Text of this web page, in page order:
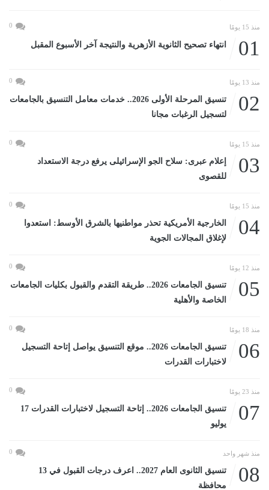
منذ 15 يومًا 0
01 انتهاء تصحيح الثانوية الأزهرية والنتيجة آخر الأسبوع المقبل
منذ 13 يومًا 0
02
تنسيق المرحلة الأولى 2026.. خدمات معامل التنسيق بالجامعات
لتسجيل الرغبات مجانا
منذ 15 يومًا 0
03
إعلام عبرى: سلاح الجو الإسرائيلى يرفع درجة الاستعداد
للقصوى
منذ 15 يومًا 0
04
الخارجية الأمريكية تحذر مواطنيها بالشرق الأوسط: استعدوا
لإغلاق المجالات الجوية
منذ 12 يومًا 0
05
تنسيق الجامعات 2026.. طريقة التقدم والقبول بكليات الجامعات
الخاصة والأهلية
منذ 18 يومًا 0
06
تنسيق الجامعات 2026.. موقع التنسيق يواصل إتاحة التسجيل
لاختبارات القدرات
منذ 23 يومًا 0
07
تنسيق الجامعات 2026.. إتاحة التسجيل لاختبارات القدرات 17
يوليو
منذ شهر واحد 0
08
تنسيق الثانوى العام 2027.. اعرف درجات القبول في 13
محافظة